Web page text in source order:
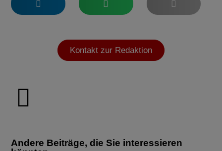
Kontakt zur Redaktion
Andere Beiträge, die Sie interessieren